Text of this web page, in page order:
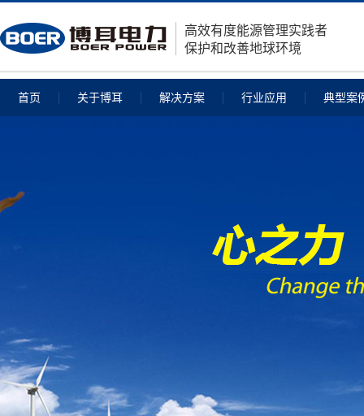
高效有度能源管理实践者
保护和改善地球环境
首页 关于博耳 解决方案 行业应用 典型案